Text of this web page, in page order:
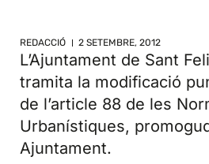
REDACCIÓ 2 SETEMBRE, 2012
L’Ajuntament de Sant
tramita la modificació
de l’article 88 de les
Urbanístiques,
Ajuntament.